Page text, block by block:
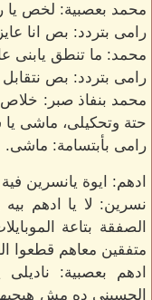
محمد بعصبية: لخص يا
رامى بتردد: بص انا
محمد: ما تنطق يابنى
رامى بتردد: بص
محمد بنفاذ صبر:
حتة وتحكيلى، ماشى
رامى بأبتسامة: ماشى.
ادهم: ايوة يانسرين
نسرين: لا يا ادهم
الصفقة بتاعة
متفقين معاهم قطعوا
ادهم بعصبية:
الحسينى ده مش